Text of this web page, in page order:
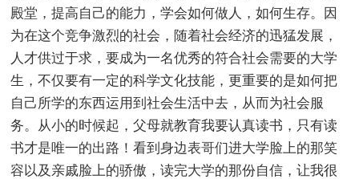
殿堂，提高自己的能力，学会如何做人，如何生存。因
为在这个竞争激烈的社会，随着社会经济的迅猛发展，
人才供过于求，要成为一名优秀的符合社会需要的大学
生，不仅要有一定的科学文化技能，更重要的是如何把
自己所学的东西运用到社会生活中去，从而为社会服
务。从小的时候起，父母就教育我要认真读书，只有读
书才是唯一的出路！看到身边表哥们进大学脸上的那笑
容以及亲戚脸上的骄傲，读完大学的那份自信，让我很